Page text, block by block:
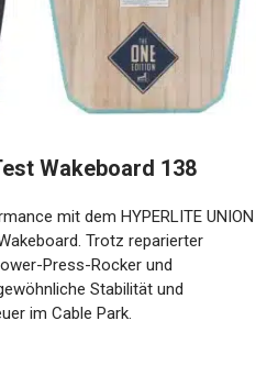
Wakeboard 138
mit dem HYPERLITE UNION
Trotz reparierter
Press-Rocker und
Stabilität und
im Cable Park.